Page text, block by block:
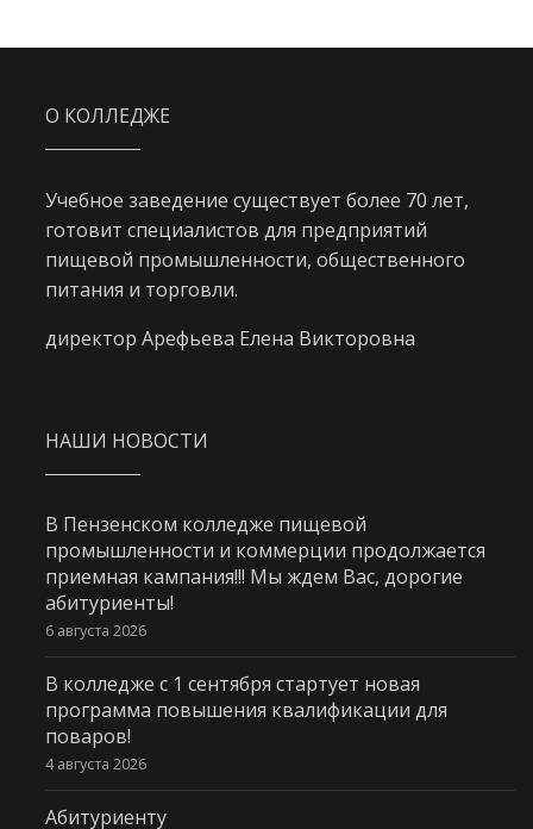
О КОЛЛЕДЖЕ
Учебное заведение существует более 70 лет,
готовит специалистов для предприятий
пищевой промышленности, общественного
питания и торговли.
директор Арефьева Елена Викторовна
НАШИ НОВОСТИ
В Пензенском колледже пищевой
промышленности и коммерции продолжается
приемная кампания!!! Мы ждем Вас, дорогие
абитуриенты!
6 августа 2026
В колледже с 1 сентября стартует новая
программа повышения квалификации для
поваров!
4 августа 2026
Абитуриенту